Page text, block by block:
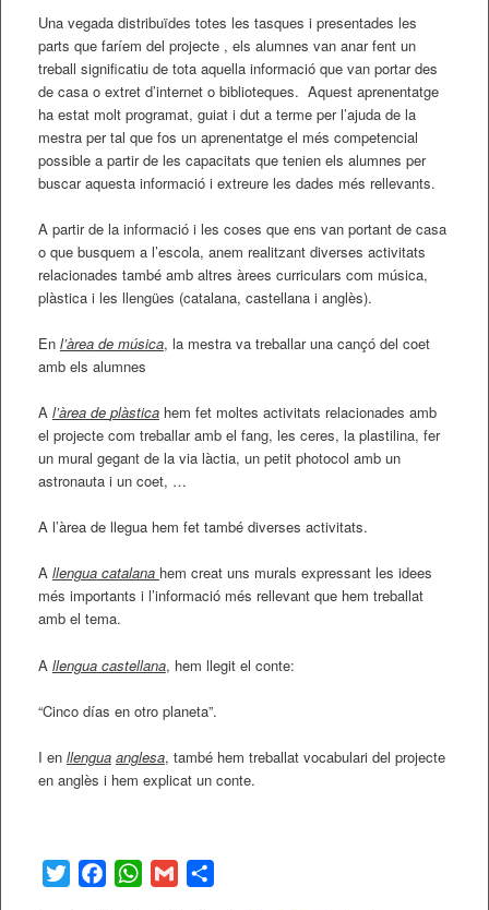
Una vegada distribuïdes totes les tasques i presentades les
parts que faríem del projecte , els alumnes van anar fent un
treball significatiu de tota aquella informació que van portar des
de casa o extret d’internet o biblioteques. Aquest aprenentatge
ha estat molt programat, guiat i dut a terme per l’ajuda de la
mestra per tal que fos un aprenentatge el més competencial
possible a partir de les capacitats que tenien els alumnes per
buscar aquesta informació i extreure les dades més rellevants.
A partir de la informació i les coses que ens van portant de casa
o que busquem a l’escola, anem realitzant diverses activitats
relacionades també amb altres àrees curriculars com música,
plàstica i les llengües (catalana, castellana i anglès).
En l’àreade música, la mestra va treballar una cançó del coet
amb els alumnes
A l’àreade plàsticahem fet moltes activitats relacionades amb
el projecte com treballar amb el fang, les ceres, la plastilina, fer
un mural gegant de la via làctia, un petit photocol amb un
astronauta i un coet, …
A l’àrea de llegua hem fet també diverses activitats.
A llenguacatalana hem creat uns murals expressant les idees
més importants i l’informació més rellevant que hem treballat
amb el tema.
A llenguacastellana, hem llegit el conte:
“Cinco días en otro planeta”.
I en llengua anglesa, també hem treballat vocabulari del projecte
en anglès i hem explicat un conte.
TwitterFacebookWhatsApp
Gmail